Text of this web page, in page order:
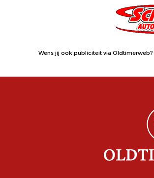
Wens jij ook publiciteit via Oldtimerweb?